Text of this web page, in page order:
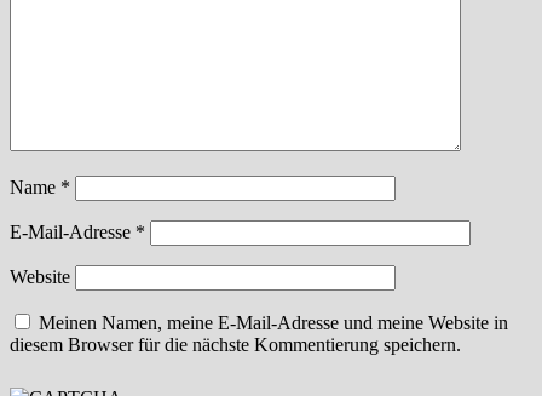
Name *
E-Mail-Adresse *
Website
Meinen Namen, meine E-Mail-Adresse und meine Website in
diesem Browser für die nächste Kommentierung speichern.